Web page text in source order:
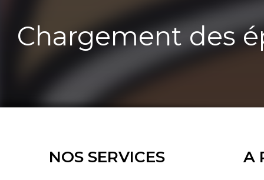
Chargement des
NOS SERVICES A